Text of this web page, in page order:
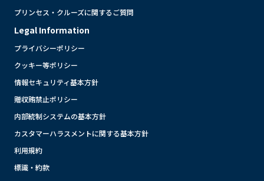
プリンセス・クルーズに関するご質問
Legal Information
プライバシーポリシー
クッキー等ポリシー
情報セキュリティ基本方針
贈収賄禁止ポリシー
内部統制システムの基本方針
カスタマーハラスメントに関する基本方針
利用規約
標識・約款